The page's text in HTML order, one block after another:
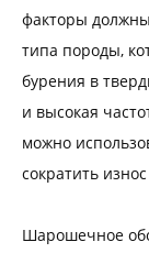
факторы
типа породы,
бурения в
и высокая
можно
сократить
Шарошечное